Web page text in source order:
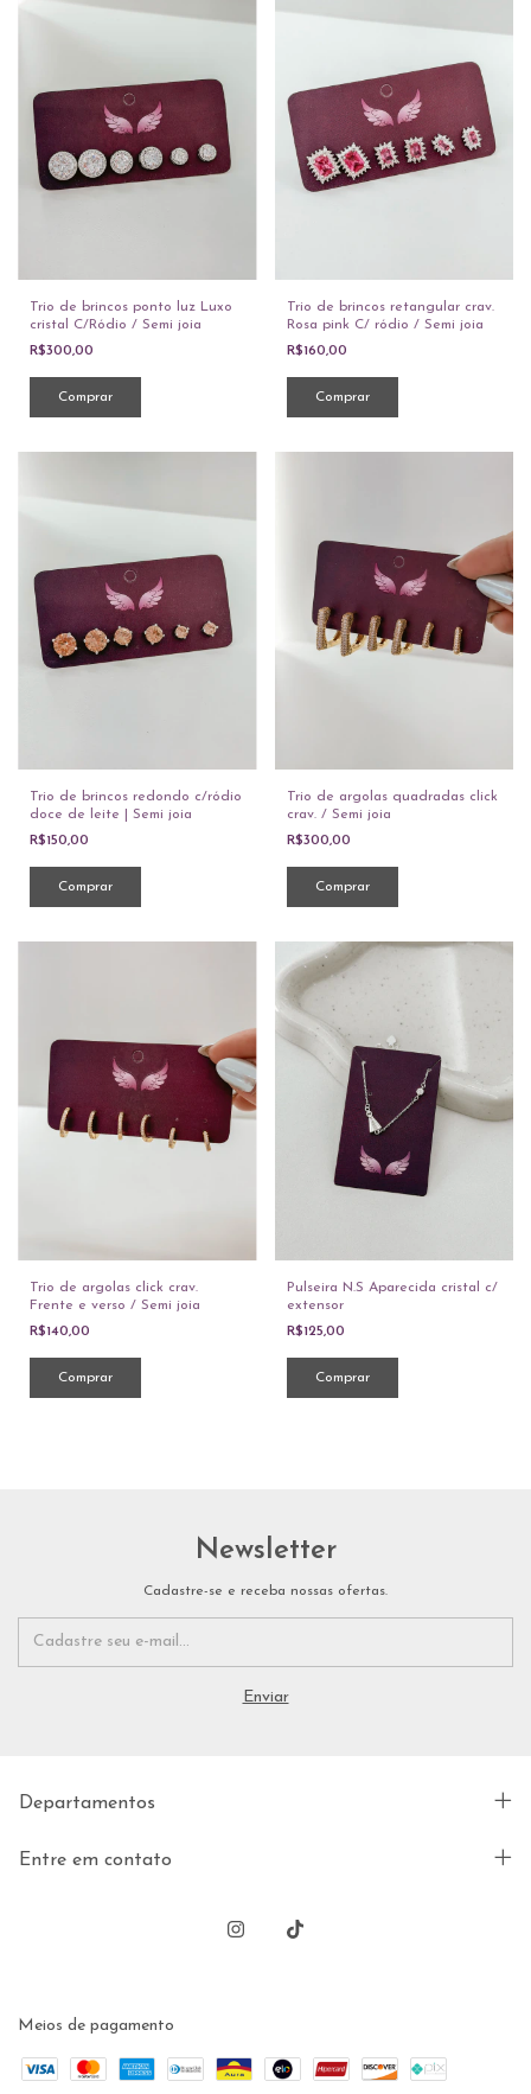
Trio de brincos ponto luz Luxo
cristal C/Ródio / Semi joia
R$300,00
Trio de brincos retangular crav.
Rosa pink C/ ródio / Semi joia
R$160,00
Trio de brincos redondo c/ródio
doce de leite | Semi joia
R$150,00
Trio de argolas quadradas click
crav. / Semi joia
R$300,00
Trio de argolas click crav.
Frente e verso / Semi joia
R$140,00
Pulseira N.S Aparecida cristal c/
extensor
R$125,00
Newsletter
Cadastre-se e receba nossas ofertas.
Departamentos
Entre em contato
Meios de pagamento